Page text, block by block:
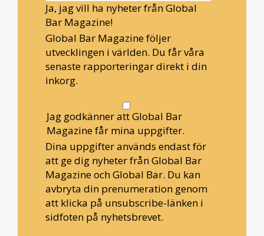
Ja, jag vill ha nyheter från Global
Bar Magazine!
Global Bar Magazine följer
utvecklingen i världen. Du får våra
senaste rapporteringar direkt i din
inkorg.
Jag godkänner att Global Bar
Magazine får mina uppgifter.
Dina uppgifter används endast för
att ge dig nyheter från Global Bar
Magazine och Global Bar. Du kan
avbryta din prenumeration genom
att klicka på unsubscribe-länken i
sidfoten på nyhetsbrevet.